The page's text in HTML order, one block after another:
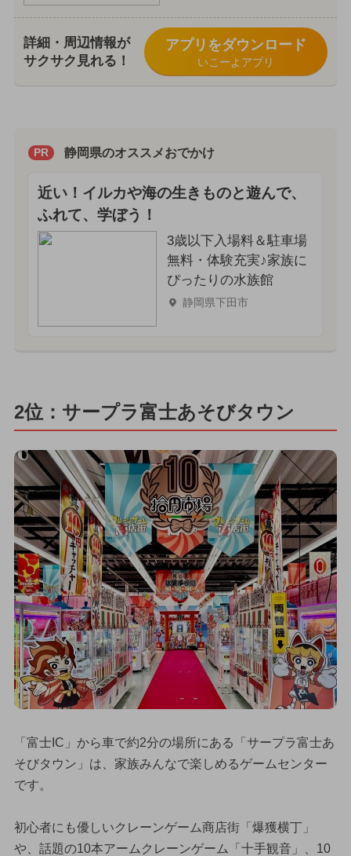
詳細・周辺情報が
サクサク見れる！
アプリをダウンロード
いこーよアプリ
PR 静岡県のオススメおでかけ
近い！イルカや海の生きものと遊んで、
ふれて、学ぼう！
3歳以下入場料＆駐車場
無料・体験充実♪家族に
ぴったりの水族館
静岡県下田市
2位：サープラ富士あそびタウン
「富士IC」から車で約2分の場所にある「サープラ富士あ
そびタウン」は、家族みんなで楽しめるゲームセンター
です。
初心者にも優しいクレーンゲーム商店街「爆獲横丁」
や、話題の10本アームクレーンゲーム「十手観音」、10